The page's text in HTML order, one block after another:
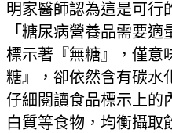
明家醫師認為這是可行
「糖尿病營養品需要
標示著『無糖』，僅意
糖』，卻依然含有碳水
仔細閱讀食品標示上的
白質等食物，均衡攝取